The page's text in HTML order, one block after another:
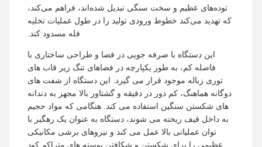
توده‌های عظیم و سخت سنگی تبدیل شده‌اند، فراهم می‌کند،
که تهدید می‌کند خطوط ورودی تولید را در طول عملیات تخلیه
فله مسدود کند.
این دستگاه با صرفه جویی در فضا و طراحی ساختاری با
فاصله کم، به طور یکپارچه در فضاهای تنگ زیر قاب های
توری زباله موجود قرار می گیرد. این دستگاه از شفت های
دوگانه هماهنگ، کم دور در دقیقه و گشتاور بالا مجهز به دندانه
های شکستن سنگین استفاده می کند. هنگامی که مواد حجیم
به داخل قیف ریخته می شوند، دستگاه به عنوان یک رهگیر با
توان عملیاتی بالا عمل می کند و نیروهای برشی مکانیکی
عظیمی را برای شکستن و شکافتن پوسته های متراکم کود